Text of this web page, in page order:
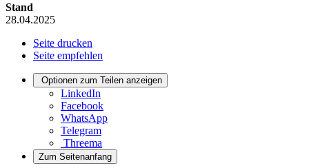
Stand
28.04.2025
Seite drucken
Seite empfehlen
Optionen zum Teilen anzeigen
LinkedIn
Facebook
WhatsApp
Telegram
Threema
Zum Seitenanfang